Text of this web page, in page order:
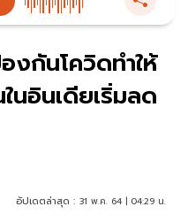
งกันโควิดทำให้
นอินเดียเริ่มลด
อัปเดตล่าสุด : 31 พ.ค. 64 | 04:29 น.